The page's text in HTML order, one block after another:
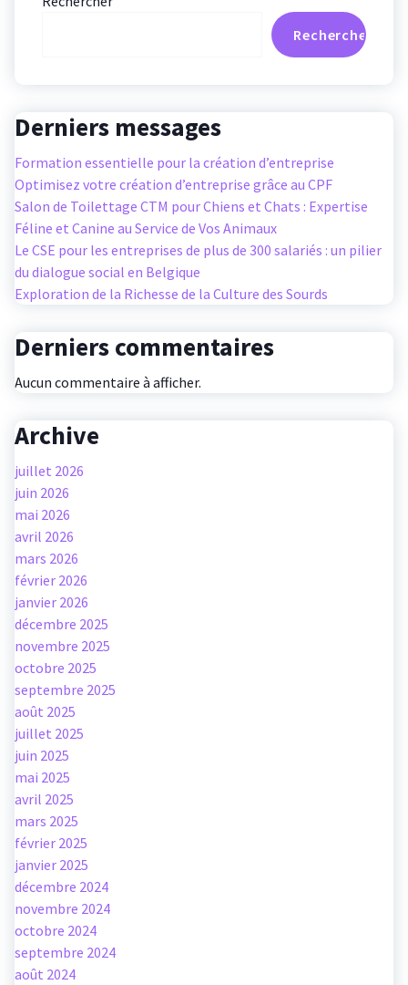
Rechercher
Derniers messages
Formation essentielle pour la création d’entreprise
Optimisez votre création d’entreprise grâce au CPF
Salon de Toilettage CTM pour Chiens et Chats : Expertise
Féline et Canine au Service de Vos Animaux
Le CSE pour les entreprises de plus de 300 salariés : un pilier
du dialogue social en Belgique
Exploration de la Richesse de la Culture des Sourds
Derniers commentaires
Aucun commentaire à afficher.
Archive
juillet 2026
juin 2026
mai 2026
avril 2026
mars 2026
février 2026
janvier 2026
décembre 2025
novembre 2025
octobre 2025
septembre 2025
août 2025
juillet 2025
juin 2025
mai 2025
avril 2025
mars 2025
février 2025
janvier 2025
décembre 2024
novembre 2024
octobre 2024
septembre 2024
août 2024